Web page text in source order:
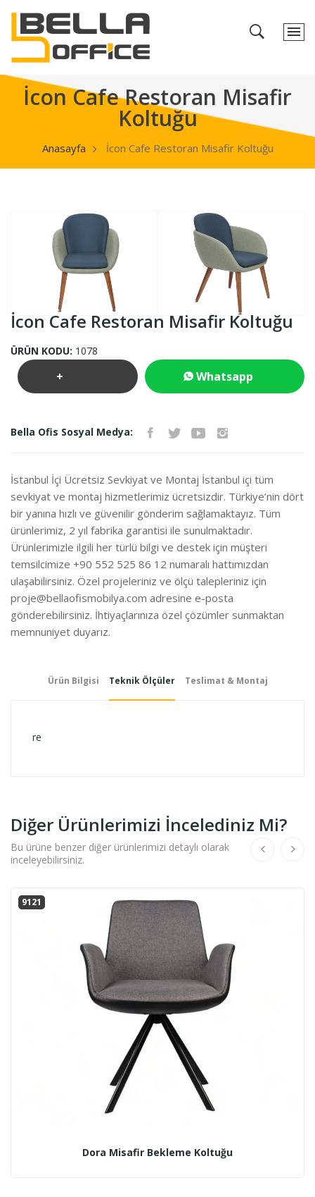
İcon Cafe Restoran Misafir
Koltuğu
Anasayfa İcon Cafe Restoran Misafir Koltuğu
İcon Cafe Restoran Misafir Koltuğu
ÜRÜN KODU: 1078
+ Whatsapp
Bella Ofis Sosyal Medya:
İstanbul İçi Ücretsiz Sevkiyat ve Montaj İstanbul içi tüm
sevkiyat ve montaj hizmetlerimiz ücretsizdir. Türkiye’nin dört
bir yanına hızlı ve güvenilir gönderim sağlamaktayız. Tüm
ürünlerimiz, 2 yıl fabrika garantisi ile sunulmaktadır.
Ürünlerimizle ilgili her türlü bilgi ve destek için müşteri
temsilcimize +90 552 525 86 12 numaralı hattımızdan
ulaşabilirsiniz. Özel projeleriniz ve ölçü talepleriniz için
proje@bellaofismobilya.com adresine e-posta
gönderebilirsiniz. İhtiyaçlarınıza özel çözümler sunmaktan
memnuniyet duyarız.
Ürün Bilgisi Teknik Ölçüler Teslimat & Montaj
re
Diğer Ürünlerimizi İncelediniz Mi?
Bu ürüne benzer diğer ürünlerimizi detaylı olarak
inceleyebilirsiniz.
9121
Dora Misafir Bekleme Koltuğu